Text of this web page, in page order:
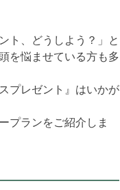
ト、どうしよう？」と
を悩ませている方も多
プレゼント』はいかが
プランをご紹介しま